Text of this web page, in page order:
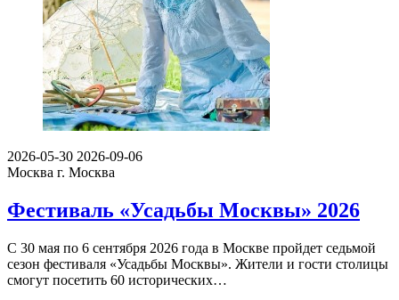
2026-05-30 2026-09-06
Москва г. Москва
Фестиваль «Усадьбы Москвы» 2026
С 30 мая по 6 сентября 2026 года в Москве пройдет седьмой
сезон фестиваля «Усадьбы Москвы». Жители и гости столицы
смогут посетить 60 исторических…